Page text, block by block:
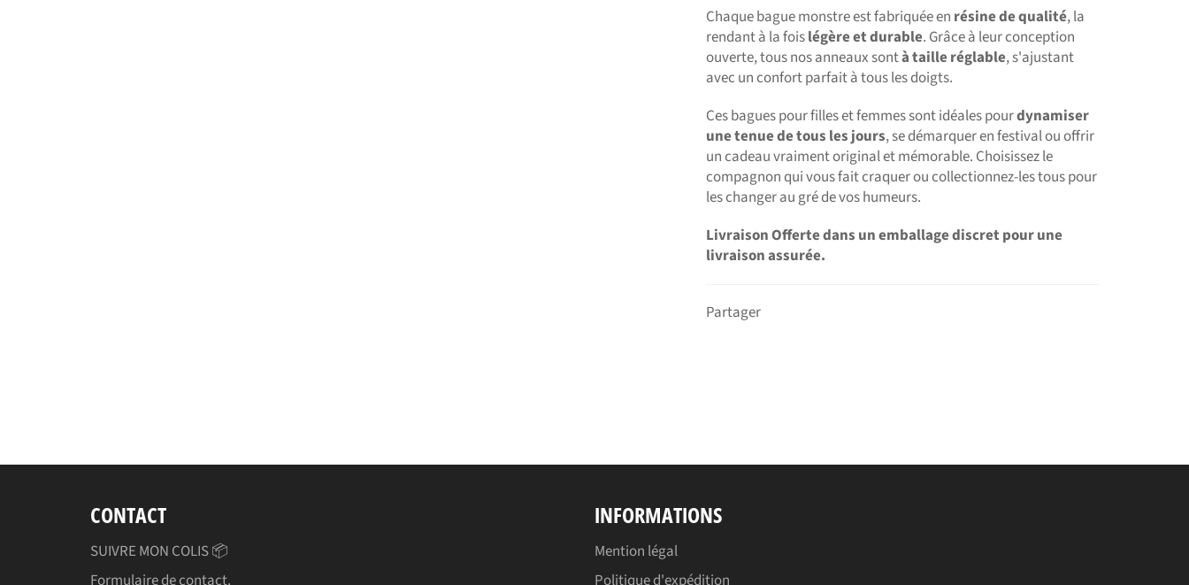
Chaque bague monstre est fabriquée en résine de qualité, la
rendant à la foislégère et durable. Grâce à leur conception
ouverte, tous nos anneaux sontà taille réglable, s'ajustant
avec un confort parfait à tous les doigts.
Ces bagues pour filles et femmes sont idéales pourdynamiser
une tenue de tous les jours, se démarquer en festival ou offrir
un cadeau vraiment original et mémorable. Choisissez le
compagnon qui vous fait craquer ou collectionnez-les tous pour
les changer au gré de vos humeurs.
Livraison Offerte dans un emballage discret pour une
livraison assurée.
Partager
CONTACT
SUIVRE MON COLIS 📦
INFORMATIONS
Mention légal